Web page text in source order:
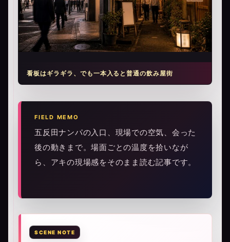
看板はギラギラ、でも一本入ると普通の飲み屋街
FIELD MEMO
五反田ナンパの入口、現場での空気、会った
後の動きまで。場面ごとの温度を拾いなが
ら、アキの現場感をそのまま読む記事です。